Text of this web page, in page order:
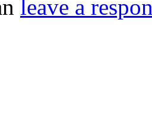
leave a